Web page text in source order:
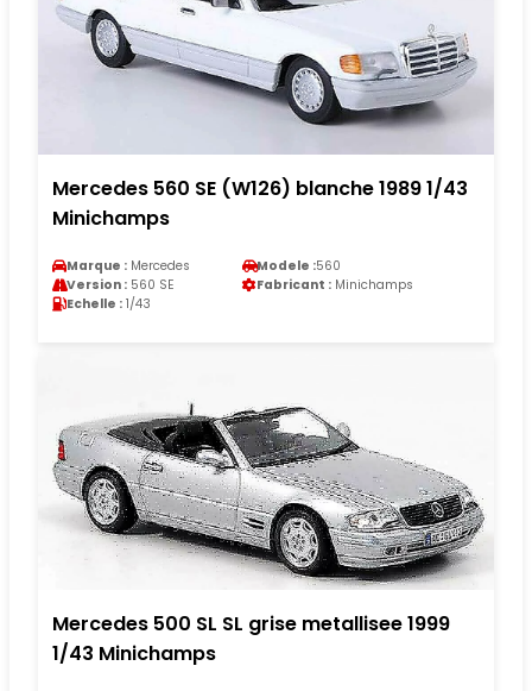
Mercedes 560 SE (W126) blanche 1989 1/43
Minichamps
Marque : Mercedes Modele :560
Version : 560 SE Fabricant : Minichamps
Echelle : 1/43
Mercedes 500 SL SL grise metallisee 1999
1/43 Minichamps